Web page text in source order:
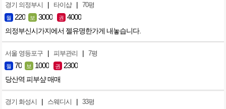
경기 의정부시 | 타이샵 | 70평
월 220 보 3000 권 4000
의정부신시가지에서 젤유명한가게 내놓습니다.
서울 영등포구 | 피부관리 | 7평
월 70 보 1000 권 2300
당산역 피부샾 매매
경기 화성시 | 스웨디시 | 33평